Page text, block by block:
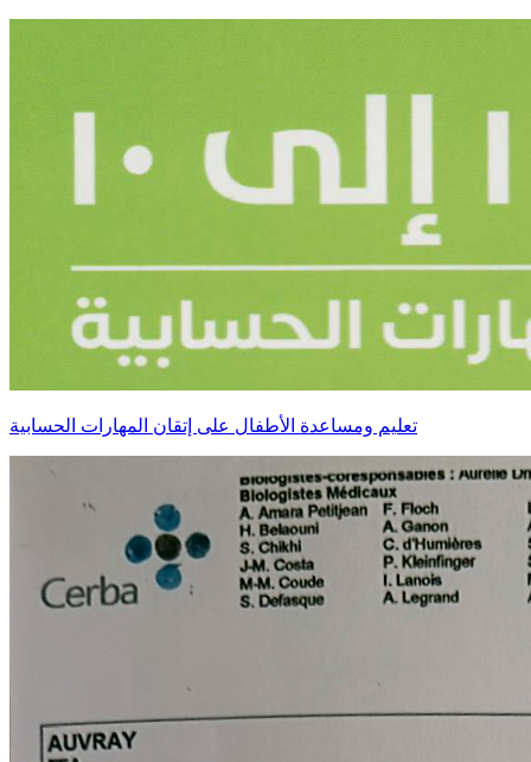
تعليم ومساعدة الأطفال على إتقان المهارات الحسابية